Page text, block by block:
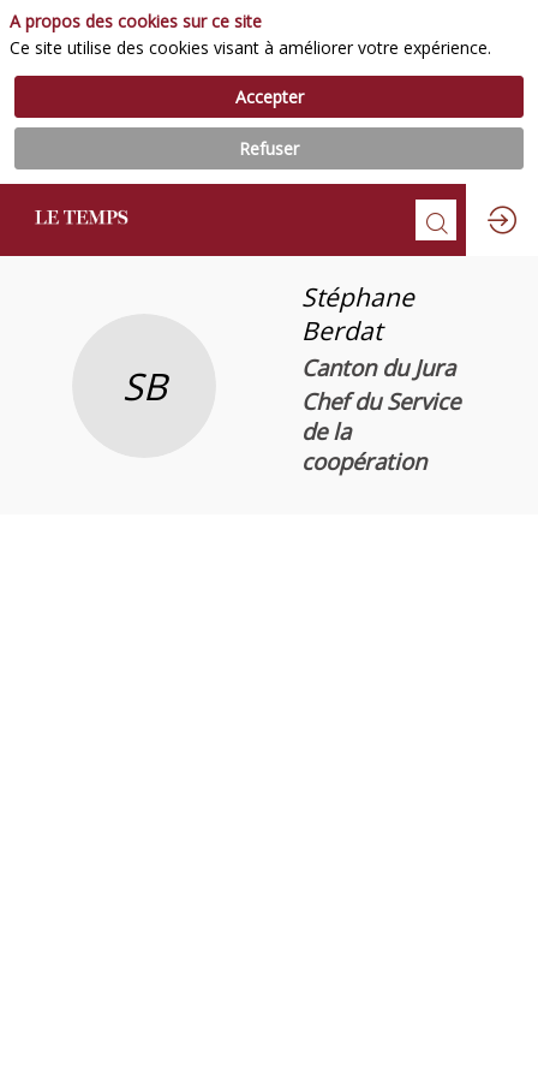
SB
Stéphane
Berdat
Canton du Jura
Chef du Service
de la
coopération
A propos des cookies sur ce site
Ce site utilise des cookies visant à améliorer votre expérience.
Accepter
Refuser